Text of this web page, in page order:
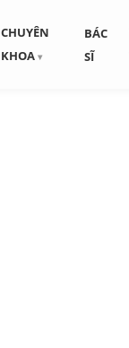
CHUYÊN
KHOA
BÁC
SĨ